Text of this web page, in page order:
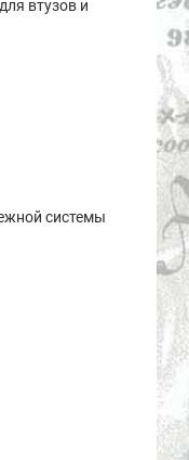
втузов и
системы